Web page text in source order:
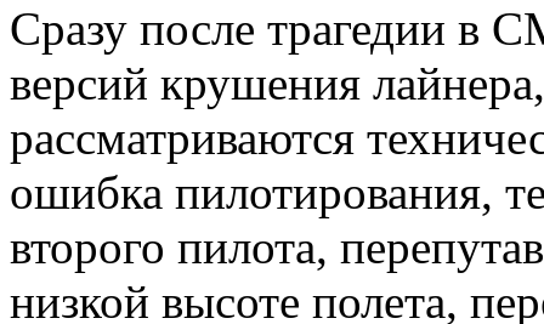
Сразу после трагедии в
версий крушения
рассматриваются
ошибка пилотирования,
второго пилота,
низкой высоте полета,